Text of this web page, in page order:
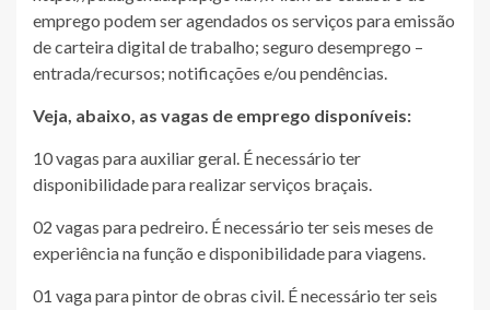
emprego podem ser agendados os serviços para emissão
de carteira digital de trabalho; seguro desemprego –
entrada/recursos; notificações e/ou pendências.
Veja, abaixo, as vagas de emprego disponíveis:
10 vagas para auxiliar geral. É necessário ter
disponibilidade para realizar serviços braçais.
02 vagas para pedreiro. É necessário ter seis meses de
experiência na função e disponibilidade para viagens.
01 vaga para pintor de obras civil. É necessário ter seis